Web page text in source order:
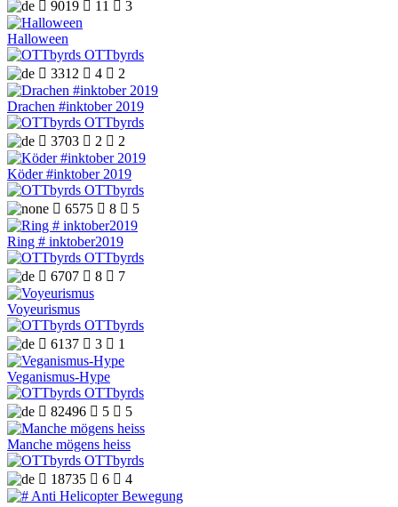
 9019  11  3
Halloween
OTTbyrds
 3312  4  2
Drachen #inktober 2019
OTTbyrds
 3703  2  2
Köder #inktober 2019
OTTbyrds
 6575  8  5
Ring # inktober2019
OTTbyrds
 6707  8  7
Voyeurismus
OTTbyrds
 6137  3  1
Veganismus-Hype
OTTbyrds
 82496  5  5
Manche mögens heiss
OTTbyrds
 18735  6  4